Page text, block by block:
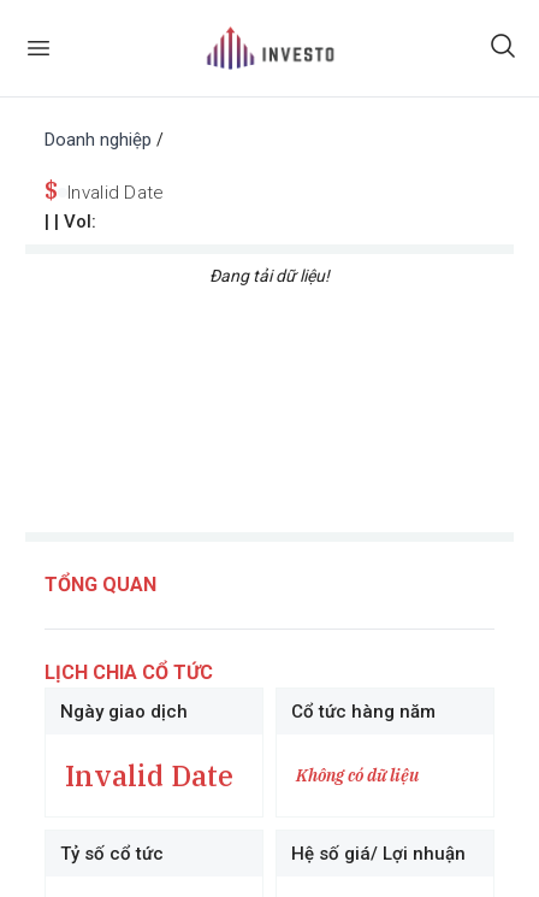
Doanh nghiệp /
$ Invalid Date
| | Vol:
Đang tải dữ liệu!
TỔNG QUAN
LỊCH CHIA CỔ TỨC
Ngày giao dịch
Invalid Date
Cổ tức hàng năm
Không có dữ liệu
Tỷ số cổ tức Hệ số giá/ Lợi nhuận